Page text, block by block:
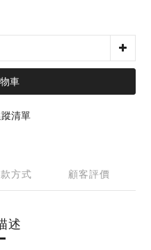
車
清單
方式 顧客評價
述